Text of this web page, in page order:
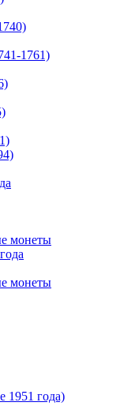
1761)
монеты
монеты
1951 года)